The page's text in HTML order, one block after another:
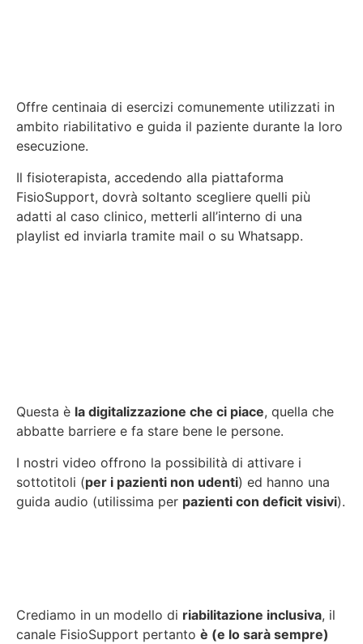
Offre centinaia di esercizi comunemente utilizzati in
ambito riabilitativo e guida il paziente durante la loro
esecuzione.
Il fisioterapista, accedendo alla piattaforma
FisioSupport, dovrà soltanto scegliere quelli più
adatti al caso clinico, metterli all’interno di una
playlist ed inviarla tramite mail o su Whatsapp.
Questa è la digitalizzazione che ci piace, quella che
abbatte barriere e fa stare bene le persone.
I nostri video offrono la possibilità di attivare i
sottotitoli (per i pazienti non udenti) ed hanno una
guida audio (utilissima per pazienti con deficit visivi).
Crediamo in un modello di riabilitazione inclusiva, il
canale FisioSupport pertanto è (e lo sarà sempre)